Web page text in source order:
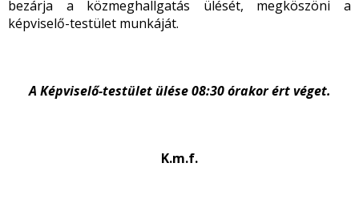
bezárja a közmeghallgatás ülését, megköszöni a
képviselő-testület munkáját.
A Képviselő-testület ülése 08:30 órakor ért véget.
K.m.f.